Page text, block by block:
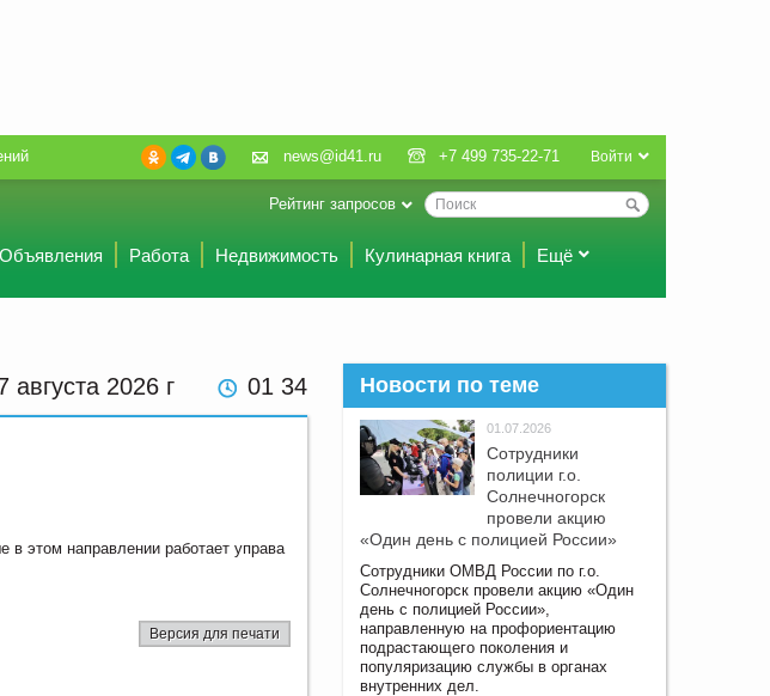
Войти
news@id41.ru +7 499 735-22-71
Рейтинг запросов
Объявления Работа Недвижимость Кулинарная книга Ещё
августа 2026 г 01:34
этом направлении работает управа
Версия для печати
Новости по теме
01.07.2026
Сотрудники
полиции г.о.
Солнечногорск
провели акцию
«Один день с полицией России»
Сотрудники ОМВД России по г.о.
Солнечногорск провели акцию «Один
день с полицией России»,
направленную на профориентацию
подрастающего поколения и
популяризацию службы в органах
внутренних дел.